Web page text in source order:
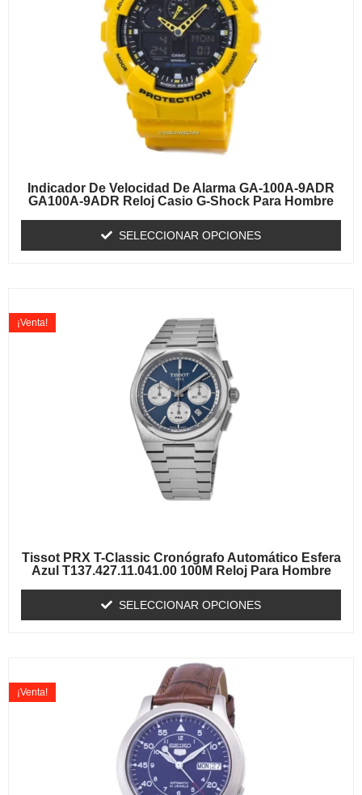
Indicador De Velocidad De Alarma GA-100A-9ADR
GA100A-9ADR Reloj Casio G-Shock Para Hombre
SELECCIONAR OPCIONES
Tissot PRX T-Classic Cronógrafo Automático Esfera
Azul T137.427.11.041.00 100M Reloj Para Hombre
¡Venta!
SELECCIONAR OPCIONES
¡Venta!